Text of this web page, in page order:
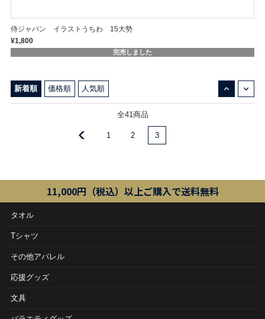
侍ジャパン イラストうちわ 15大勢
¥1,800
完売しました
新着順 価格順 人気順
全41商品
1 2 3
11,000円（税込）以上ご購入で送料無料
タオル
Tシャツ
その他アパレル
応援グッズ
文具